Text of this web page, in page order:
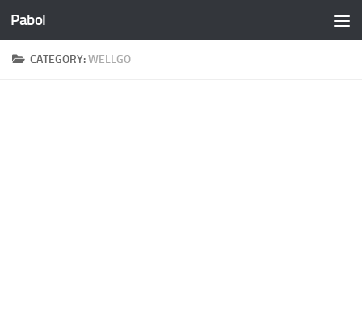
Skip to content
Pabol
CATEGORY:WELLGO